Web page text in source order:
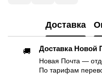
Доставка
🚚 Доставка Новой
Новая Почта —
По тарифам